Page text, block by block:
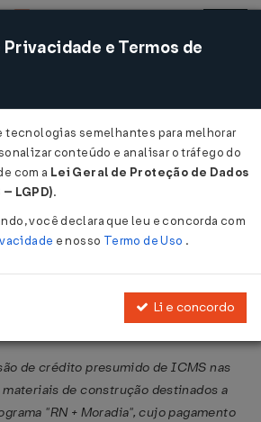
Acessar
ICMS Nº 125 DE
de crédito presumido de ICMS nas
de construção destinados a
"RN + Moradia", cujo pagamento
e Termos de
semelhantes para melhorar
conteúdo e analisar o tráfego do
com a Lei Geral de Proteção de Dados
LGPD).
você declara que leu e concorda com
e nosso Termo de Uso .
Li e concordo